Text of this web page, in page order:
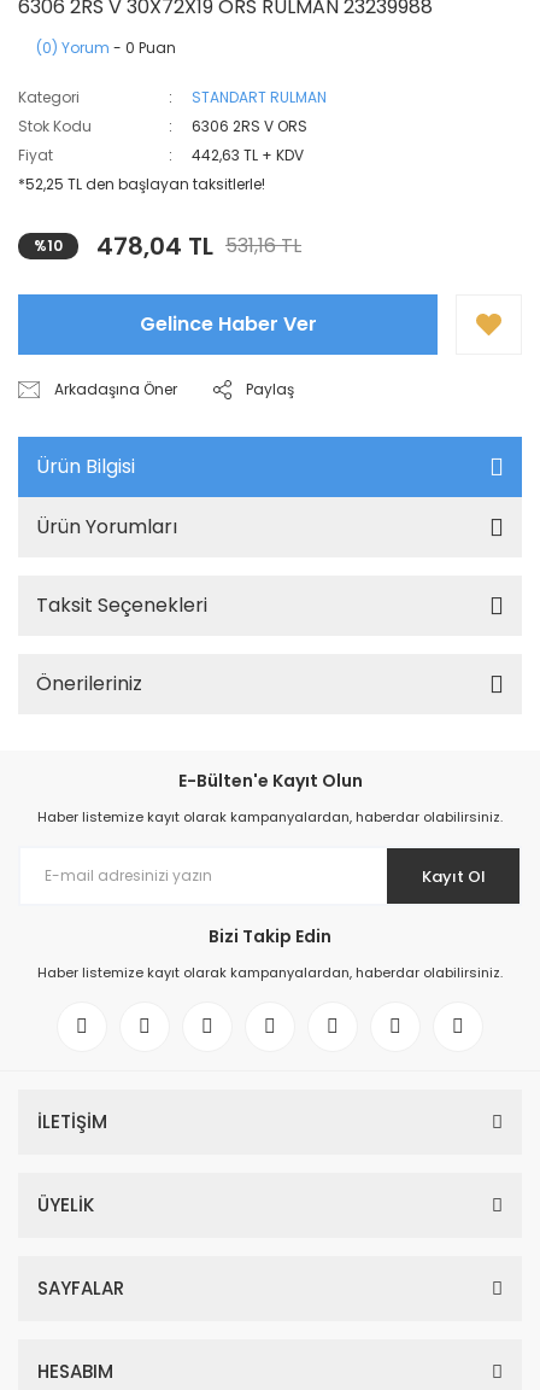
6306 2RS V 30X72X19 ORS RULMAN 23239988
(0) Yorum - 0 Puan
Kategori
STANDART RULMAN
Stok Kodu
6306 2RS V ORS
Fiyat
442,63 TL + KDV
*52,25 TL den başlayan taksitlerle!
%10 478,04 TL 531,16 TL
Gelince Haber Ver
Arkadaşına Öner Paylaş
Ürün Bilgisi
Ürün Yorumları
Taksit Seçenekleri
Önerileriniz
E-Bülten'e Kayıt Olun
Haber listemize kayıt olarak kampanyalardan, haberdar olabilirsiniz.
Kayıt Ol
Bizi Takip Edin
Haber listemize kayıt olarak kampanyalardan, haberdar olabilirsiniz.
İLETİŞİM
ÜYELİK
SAYFALAR
HESABIM